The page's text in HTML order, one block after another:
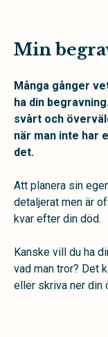
Min
Många gånger
ha din
svårt och
när man inte har
det.
Att planera sin
detaljerat men är
kvar efter din död.
Kanske vill du ha
vad man tror? Det
eller skriva ner din